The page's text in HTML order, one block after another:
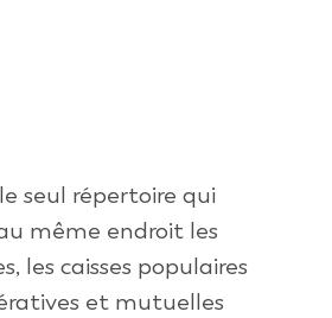
seul répertoire qui
même endroit les
les caisses populaires
et mutuelles